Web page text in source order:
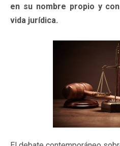
en su nombre propio y
vida jurídica.